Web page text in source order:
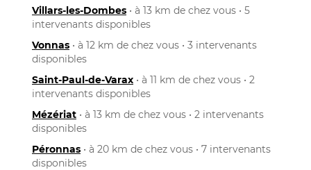
Villars-les-Dombes • à 13 km de chez vous • 5
intervenants disponibles
Vonnas • à 12 km de chez vous • 3 intervenants
disponibles
Saint-Paul-de-Varax • à 11 km de chez vous • 2
intervenants disponibles
Mézériat • à 13 km de chez vous • 2 intervenants
disponibles
Péronnas • à 20 km de chez vous • 7 intervenants
disponibles